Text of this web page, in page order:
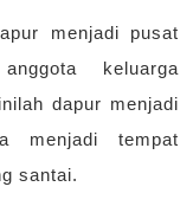
menjadi pusat
keluarga
dapur menjadi
menjadi tempat
santai.